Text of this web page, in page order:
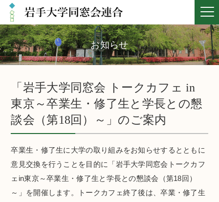
お知らせ
「岩手大学同窓会 トークカフェ in
東京～卒業生・修了生と学長との懇
談会（第18回）～」のご案内
卒業生・修了生に大学の取り組みをお知らせするとともに
意見交換を行うことを目的に「岩手大学同窓会トークカフ
ェin東京～卒業生・修了生と学長との懇談会（第18回）
～」を開催します。トークカフェ終了後は、卒業・修了生